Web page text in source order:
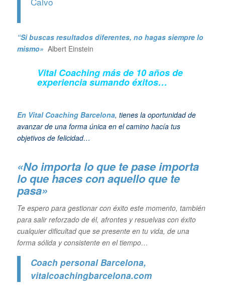
“Si buscas resultados diferentes, no hagas siempre lo
mismo» Albert Einstein
Vital Coaching más de 10 años de
experiencia sumando éxitos…
En Vital Coaching Barcelona, tienes la oportunidad de
avanzar de una forma única en el camino hacía tus
objetivos de felicidad…
«No importa lo que te pase importa
lo que haces con aquello que te
pasa»
Te espero para gestionar con éxito este momento, también
para salir reforzado de él, afrontes y resuelvas con éxito
cualquier dificultad que se presente en tu vida, de una
forma sólida y consistente en el tiempo…
Coach personal Barcelona,
vitalcoachingbarcelona.com